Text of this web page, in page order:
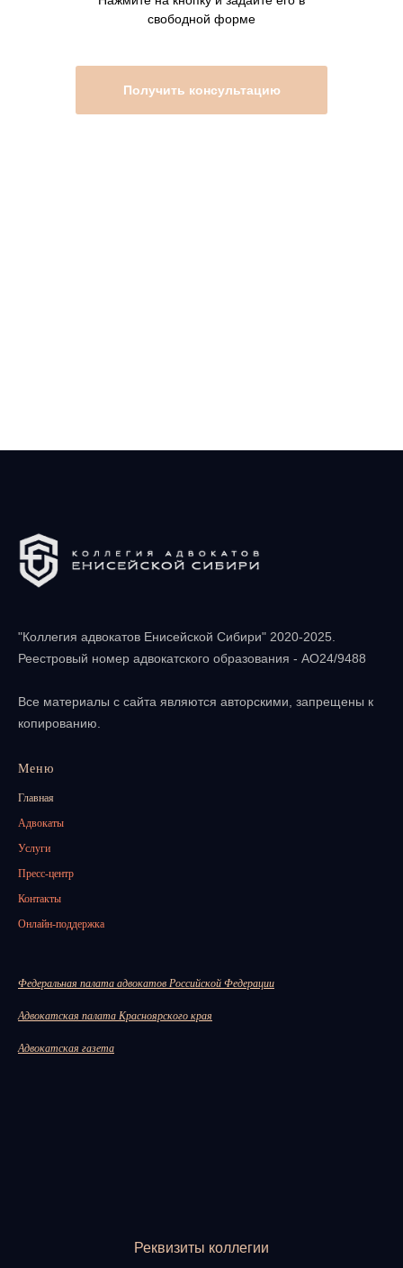
свободной форме
Получить консультацию
"Коллегия адвокатов Енисейской Сибири" 2020-2025
Реестровый номер адвокатского образования - АО24/9488
Все материалы с сайта являются авторскими, запрещены к
копированию.
Меню
Главная
Адвокаты
Услуги
Пресс-центр
Контакты
Онлайн-поддержка
Федеральная палата адвокатов Российской Федерации
Адвокатская палата Красноярского края
Адвокатская газета
Реквизиты коллегии